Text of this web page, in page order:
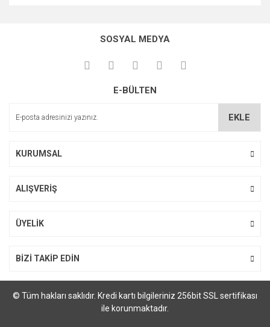
SOSYAL MEDYA
E-BÜLTEN
EKLE
KURUMSAL
ALIŞVERİŞ
ÜYELİK
BİZİ TAKİP EDİN
© Tüm hakları saklıdır. Kredi kartı bilgileriniz 256bit SSL sertifikası
ile korunmaktadır.